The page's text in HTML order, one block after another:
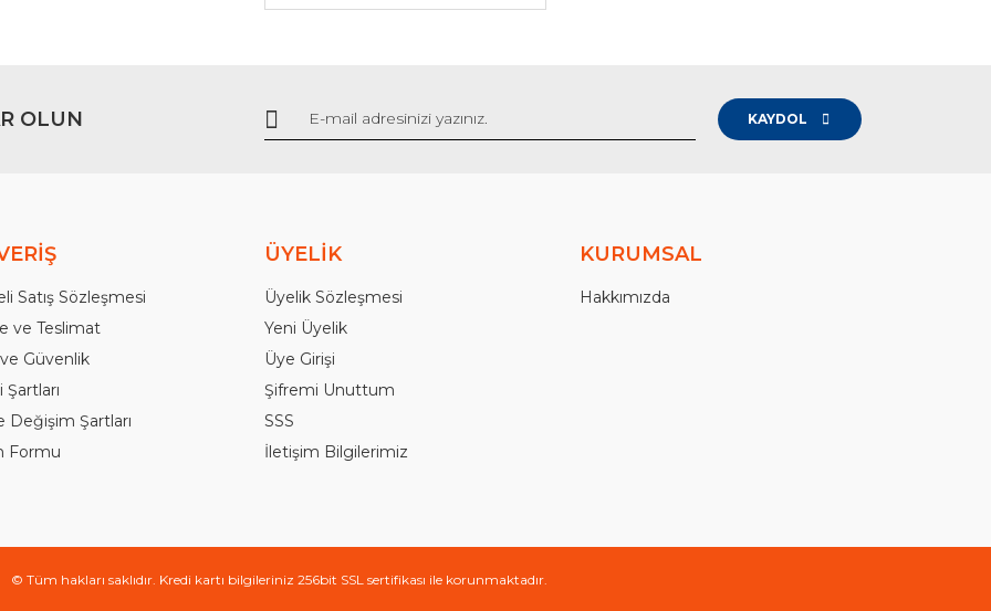
Gönder
OLUN KAYDOL
Satış Sözleşmesi
ve Teslimat
Güvenlik
Şartları
Değişim Şartları
Formu
ÜYELİK
Üyelik Sözleşmesi
Yeni Üyelik
Üye Girişi
Şifremi Unuttum
SSS
İletişim Bilgilerimiz
KURUMSAL
Hakkımızda
© Tüm hakları saklıdır. Kredi kartı bilgileriniz 256bit SSL sertifikası ile korunmaktadır.